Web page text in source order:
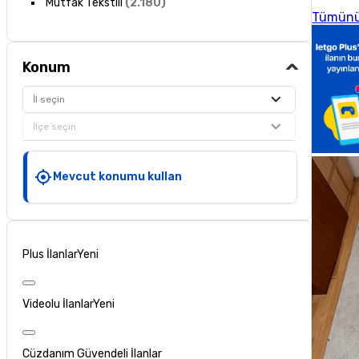
Mutfak Tekstili (2.180)
Konum
İl seçin
İlçe seçin
Mevcut konumu kullan
Plus İlanlarYeni
Videolu İlanlarYeni
Cüzdanım Güvendeli İlanlar